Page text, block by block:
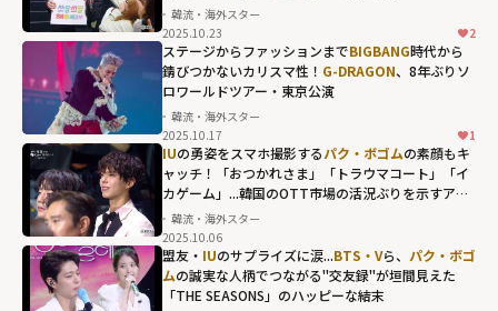
10CM(シプセン
チ)への熱い支持"
width="304"
height="203"
loading="lazy"
fetchpriority="h
igh">
韓流・海外スター
2025.10.23
2
ステージからファッションまでBIGBANG時代から
錆びつかないカリスマ性！ G-DRAGON、8年ぶりソ
ロワールドツアー・東京公演
韓流・海外スター
2025.10.17
1
IUの勇姿をスマホ撮影するパク・ボゴムの素顔もキ
ャッチ！「おつかれさま」「トラウマコート」「イ
カゲーム」...韓国のOTT市場の活況ぶりを示すアワ
ードの名珍場面
韓流・海外スター
2025.10.06
盟友・ IUのサプライズに涙...BTS・Vら、 パク・ボゴ
ムの誠実な人柄でつながる"交友録"が垣間見えた
「THE SEASONS」のハッピーな結末